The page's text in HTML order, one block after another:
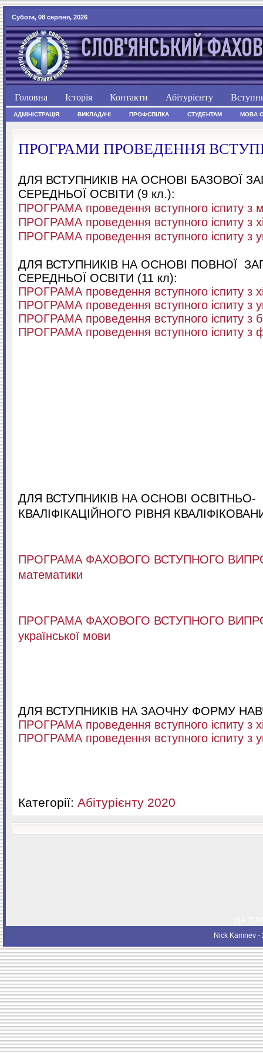
Субота, 08 серпня, 2026
Головна Історія Контакти Абітурієнту
АДМІНІСТРАЦІЯ ВИКЛАДАЧІ ПРОФСПІЛКА СТУДЕНТАМ МОВА
ПРОГРАМИ ПРОВЕДЕННЯ
ДЛЯ ВСТУПНИКІВ НА ОСНОВІ БАЗОВОЇ
СЕРЕДНЬОЇ ОСВІТИ (9 кл.):
ПРОГРАМА проведення вступного іспиту з
ПРОГРАМА проведення вступного іспиту з
ПРОГРАМА проведення вступного іспиту з
ДЛЯ ВСТУПНИКІВ НА ОСНОВІ ПОВНОЇ
СЕРЕДНЬОЇ ОСВІТИ (11 кл):
ПРОГРАМА проведення вступного іспиту з
ПРОГРАМА проведення вступного іспиту з
ПРОГРАМА проведення вступного іспиту з
ПРОГРАМА проведення вступного іспиту з
ДЛЯ ВСТУПНИКІВ НА ОСНОВІ ОСВІТНЬО-
КВАЛІФІКАЦІЙНОГО РІВНЯ
ПРОГРАМА ФАХОВОГО ВСТУПНОГО
математики
ПРОГРАМА ФАХОВОГО ВСТУПНОГО
української мови
ДЛЯ ВСТУПНИКІВ НА ЗАОЧНУ ФОРМУ
ПРОГРАМА проведення вступного іспиту з
ПРОГРАМА проведення вступного іспиту з
Категорії: Абітурієнту 2020
Nick Kamnev -